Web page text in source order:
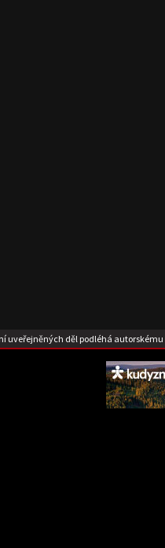
děl podléhá autorskému